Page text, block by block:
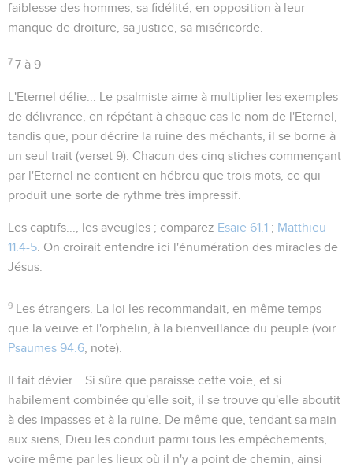
faiblesse des hommes, sa fidélité, en opposition à leur
manque de droiture, sa justice, sa miséricorde.
7 7 à 9
L'Eternel délie...
Le psalmiste aime à multiplier les exemples
de délivrance, en répétant à chaque cas le nom de l'Eternel,
tandis que, pour décrire la ruine des méchants, il se borne à
un seul trait (verset 9). Chacun des cinq stiches commençant
par l'Eternel ne contient en hébreu que trois mots, ce qui
produit une sorte de rythme très impressif.
Les captifs..., les aveugles ; comparez Esaïe 61.1 ; Matthieu
11.4-5 . On croirait entendre ici l'énumération des miracles de
Jésus.
9 Les étrangers . La loi les recommandait, en même temps
que la veuve et l'orphelin , à la bienveillance du peuple (voir
Psaumes 94.6 , note).
Il fait dévier...
Si sûre que paraisse cette voie, et si
habilement combinée qu'elle soit, il se trouve qu'elle aboutit
à des impasses et à la ruine. De même que, tendant sa main
aux siens, Dieu les conduit parmi tous les empêchements,
voire même par les lieux où il n'y a point de chemin, ainsi